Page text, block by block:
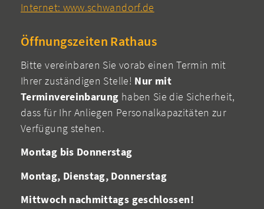
Internet: www.schwandorf.de
Öffnungszeiten Rathaus
Bitte vereinbaren Sie vorab einen Termin mit
Ihrer zuständigen Stelle! Nur mit
Terminvereinbarung haben Sie die Sicherheit,
dass für Ihr Anliegen Personalkapazitäten zur
Verfügung stehen.
Montag bis Donnerstag
Montag, Dienstag, Donnerstag
Mittwoch nachmittags geschlossen!